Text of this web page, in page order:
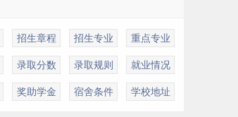
招生章程 招生专业 重点专业
录取分数 录取规则 就业情况
奖助学金 宿舍条件 学校地址